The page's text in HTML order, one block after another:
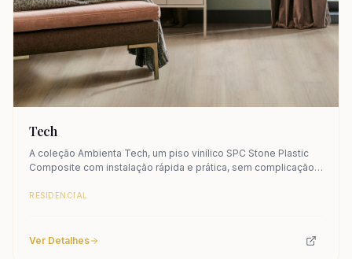
Tech
A coleção Ambienta Tech, um piso vinílico SPC Stone Plastic
Composite com instalação rápida e prática, sem complicação:
praticidade de instalação do piso vinílico SPC.
RESIDENCIAL
Ver Detalhes